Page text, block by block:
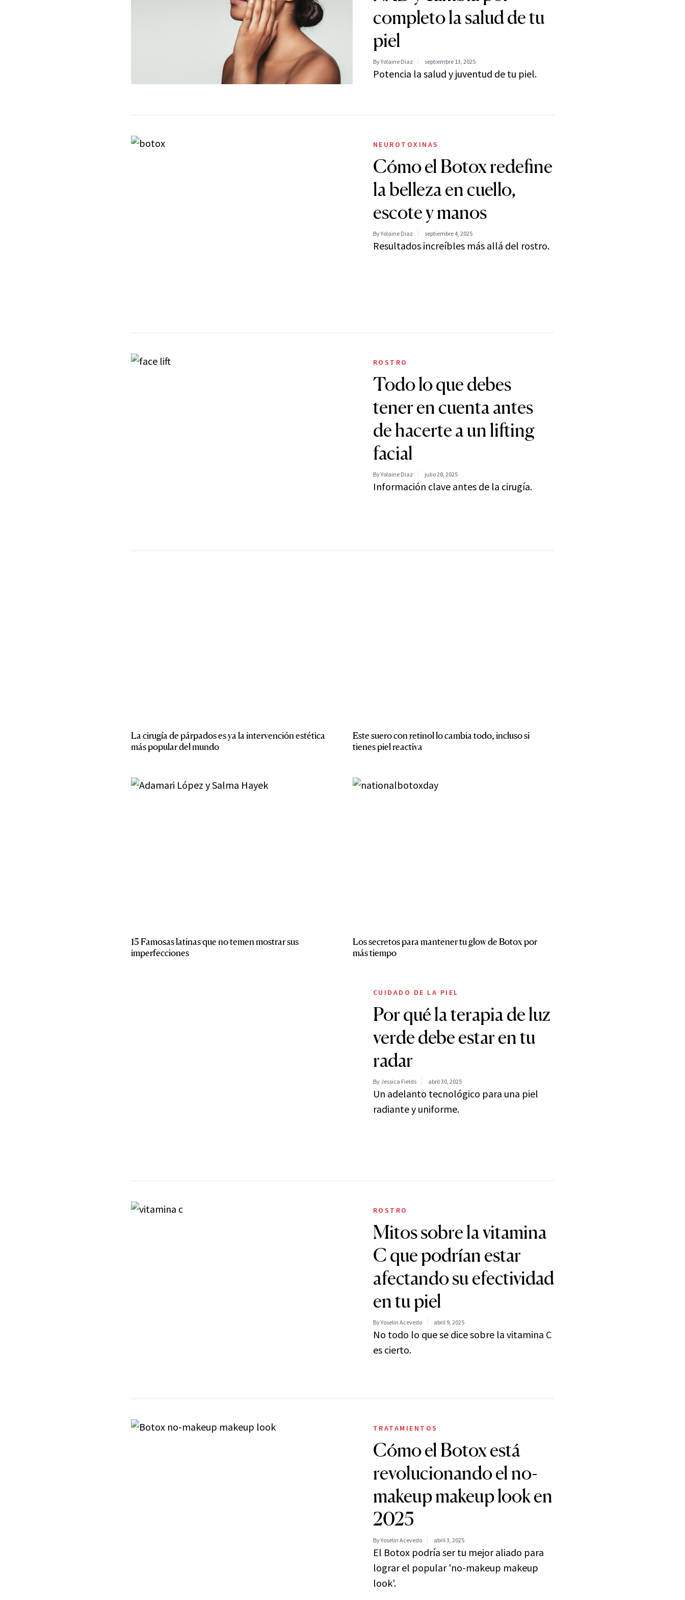
completo la salud de tu
piel
By Yolaine Diaz septiembre 13, 2025
Potencia la salud y juventud de tu piel.
NEUROTOXINAS
Cómo el Botox redefine
la belleza en cuello,
escote y manos
By Yolaine Diaz septiembre 4, 2025
Resultados increíbles más allá del rostro.
ROSTRO
Todo lo que debes
tener en cuenta antes
de hacerte a un lifting
facial
By Yolaine Diaz julio 28, 2025
Información clave antes de la cirugía.
La cirugía de párpados es ya la intervención estética
más popular del mundo
Este suero con retinol lo cambia todo, incluso si
tienes piel reactiva
15 Famosas latinas que no temen mostrar sus
imperfecciones
Los secretos para mantener tu glow de Botox por
más tiempo
CUIDADO DE LA PIEL
Por qué la terapia de luz
verde debe estar en tu
radar
By Jessica Fields abril 30, 2025
Un adelanto tecnológico para una piel
radiante y uniforme.
ROSTRO
Mitos sobre la vitamina
C que podrían estar
afectando su efectividad
en tu piel
By Yoselin Acevedo abril 9, 2025
No todo lo que se dice sobre la vitamina C
es cierto.
TRATAMIENTOS
Cómo el Botox está
revolucionando el no-
makeup makeup look en
2025
By Yoselin Acevedo abril 3, 2025
El Botox podría ser tu mejor aliado para
lograr el popular 'no-makeup makeup
look'.